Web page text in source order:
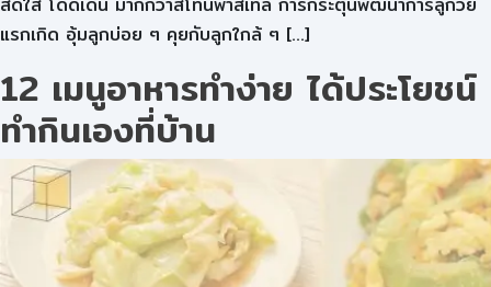
แรกเกิด อุ้มลูกบ่อย ๆ คุยกับลูกใกล้ ๆ […]
12 เมนูอาหารทำง่าย ได้ประโยชน์
ทำกินเองที่บ้าน